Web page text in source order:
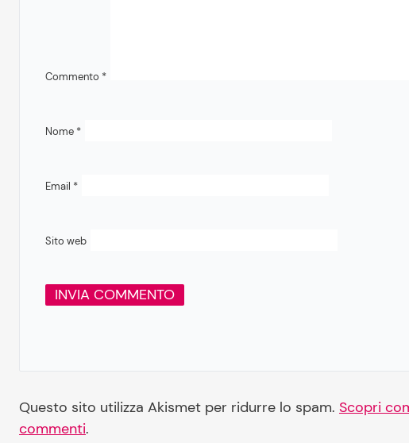
Commento *
Nome *
Email *
Sito web
Questo sito utilizza Akismet per ridurre lo spam. Scopri
commenti.